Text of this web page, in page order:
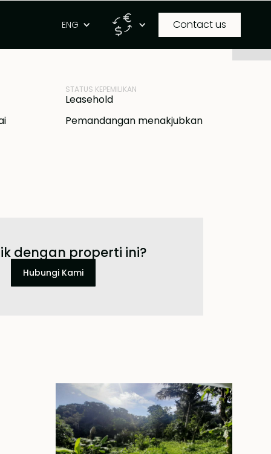
ENG Contact us
ID PROPERTI
STATUS KEPEMILIKAN
Leasehold
Pemandangan menakjubkan
dengan properti ini?
Hubungi Kami